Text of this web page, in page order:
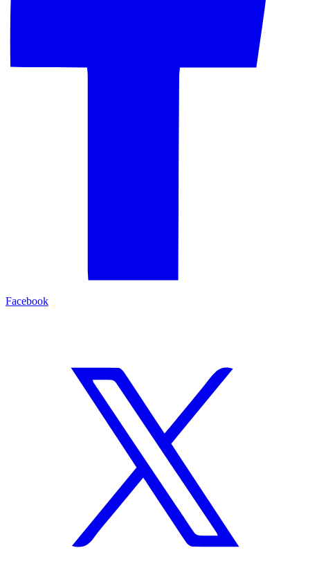
Facebook